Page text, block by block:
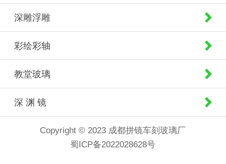
深雕浮雕
彩绘彩轴
教堂玻璃
深 渊 镜
Copyright © 2023 成都拼镜车刻玻璃厂
蜀ICP备2022028628号